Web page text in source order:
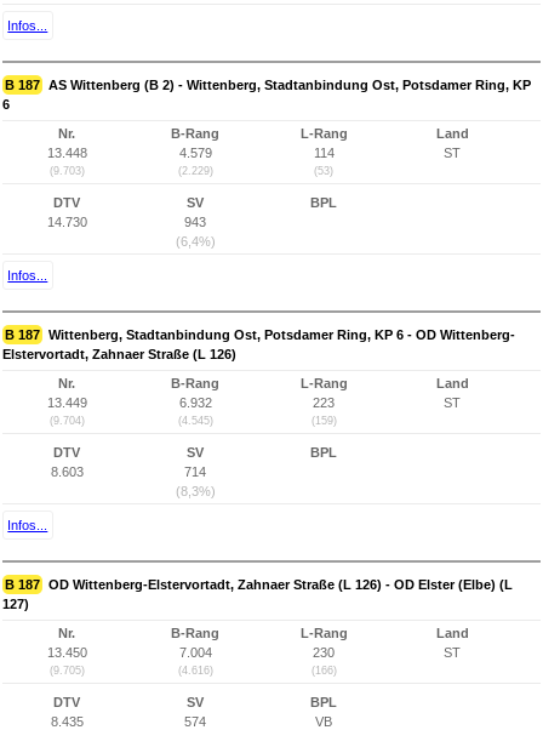
Infos...
B 187 AS Wittenberg (B 2) - Wittenberg, Stadtanbindung Ost, Potsdamer Ring, KP
6
Nr.
13.448
(9.703)
B-Rang
4.579
(2.229)
L-Rang
114
(53)
Land
ST
DTV
14.730
SV
943
(6,4%)
BPL
Infos...
B 187 Wittenberg, Stadtanbindung Ost, Potsdamer Ring, KP 6 - OD Wittenberg-
Elstervortadt, Zahnaer Straße (L 126)
Nr.
13.449
(9.704)
B-Rang
6.932
(4.545)
L-Rang
223
(159)
Land
ST
DTV
8.603
SV
714
(8,3%)
BPL
Infos...
B 187 OD Wittenberg-Elstervortadt, Zahnaer Straße (L 126) - OD Elster (Elbe) (L
127)
Nr.
13.450
(9.705)
B-Rang
7.004
(4.616)
L-Rang
230
(166)
Land
ST
DTV
8.435
SV
574
BPL
VB